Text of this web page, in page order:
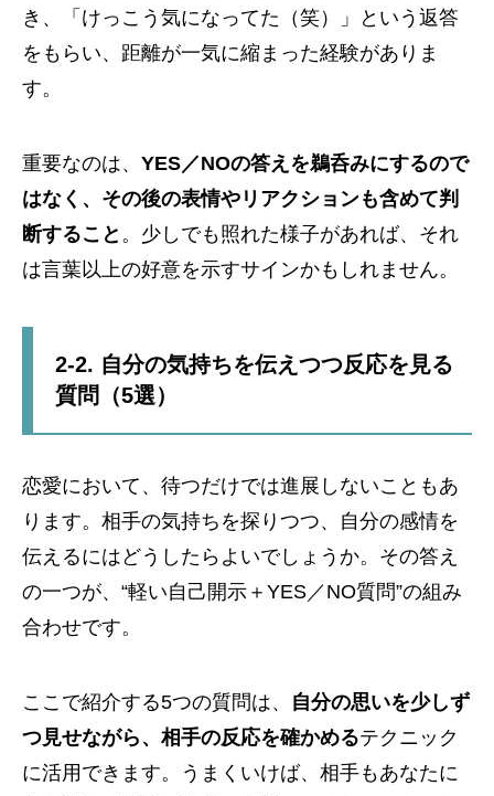
き、「けっこう気になってた（笑）」という返答
をもらい、距離が一気に縮まった経験がありま
す。
重要なのは、 YES／NOの答えを鵜呑みにするので
はなく、その後の表情やリアクションも含めて判
断すること 。少しでも照れた様子があれば、それ
は言葉以上の好意を示すサインかもしれません。
2-2. 自分の気持ちを伝えつつ反応を見る
質問（5選）
恋愛において、待つだけでは進展しないこともあ
ります。相手の気持ちを探りつつ、自分の感情を
伝えるにはどうしたらよいでしょうか。その答え
の一つが、“軽い自己開示＋YES／NO質問”の組み
合わせです。
ここで紹介する5つの質問は、 自分の思いを少しず
つ見せながら、相手の反応を確かめるテクニック
に活用できます。うまくいけば、相手もあなたに